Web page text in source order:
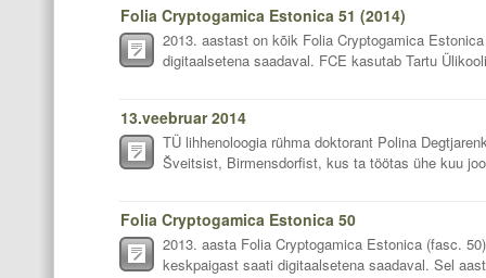
Folia Cryptogamica Estonica 51 (2014)
2013. aastast on kõik Folia Cryptogamica
digitaalsetena saadaval. FCE kasutab Tartu
13.veebruar 2014
TÜ lihhenoloogia rühma doktorant Polina
Šveitsist, Birmensdorfist, kus ta töötas ühe kuu
Folia Cryptogamica Estonica 50
2013. aasta Folia Cryptogamica Estonica (fasc.
keskpaigast saati digitaalsetena saadaval. Sel